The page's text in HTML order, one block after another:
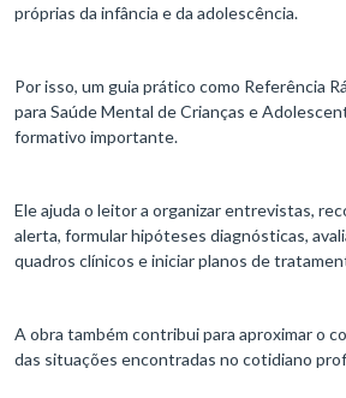
próprias da infância e da adolescência.
Por isso, um guia prático como Referência
para Saúde Mental de Crianças e
formativo importante.
Ele ajuda o leitor a organizar entrevistas,
alerta, formular hipóteses diagnósticas,
quadros clínicos e iniciar planos de
A obra também contribui para aproximar o
das situações encontradas no cotidiano